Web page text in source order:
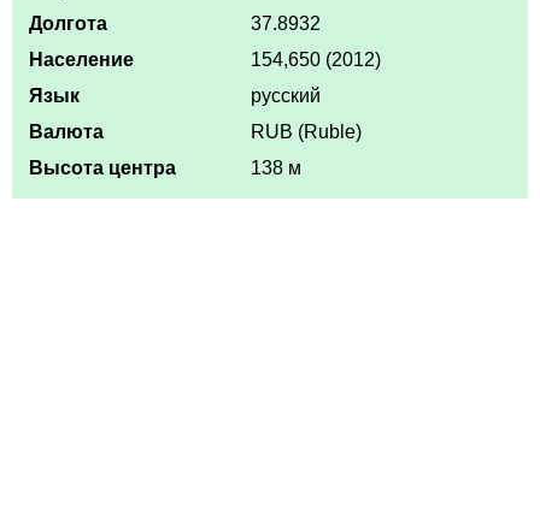
Долгота
37.8932
Население
154,650 (2012)
Язык
русский
Валюта
RUB (Ruble)
Высота центра
138 м